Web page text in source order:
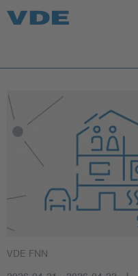
Key Topics
Key Topics
Energy
Standardization
AI & Digital Trust
VDE FNN